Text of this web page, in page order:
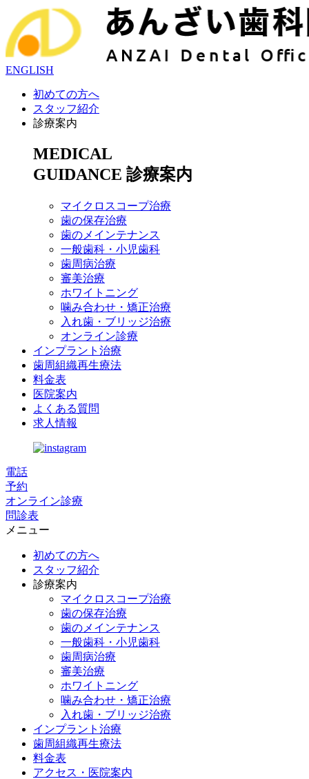
ENGLISH
初めての方へ
スタッフ紹介
診療案内
MEDICAL
GUIDANCE 診療案内
マイクロスコープ治療
歯の保存治療
歯のメインテナンス
一般歯科・小児歯科
歯周病治療
審美治療
ホワイトニング
噛み合わせ・矯正治療
入れ歯・ブリッジ治療
オンライン診療
インプラント治療
歯周組織再生療法
料金表
医院案内
よくある質問
求人情報
電話
予約
オンライン診療
問診表
メニュー
初めての方へ
スタッフ紹介
診療案内
マイクロスコープ治療
歯の保存治療
歯のメインテナンス
一般歯科・小児歯科
歯周病治療
審美治療
ホワイトニング
噛み合わせ・矯正治療
入れ歯・ブリッジ治療
インプラント治療
歯周組織再生療法
料金表
アクセス・医院案内